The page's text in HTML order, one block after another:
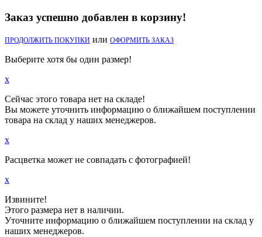
Заказ успешно добавлен в корзину!
ПРОДОЛЖИТЬ ПОКУПКИ или ОФОРМИТЬ ЗАКАЗ
Выберите хотя бы один размер!
x
Сейчас этого товара нет на складе!
Вы можете уточнить информацию о ближайшем поступлении
товара на склад у наших менеджеров.
x
Расцветка может не совпадать с фотографией!
x
Извините!
Этого размера нет в наличии.
Уточните информацию о ближайшем поступлении на склад у
наших менеджеров.